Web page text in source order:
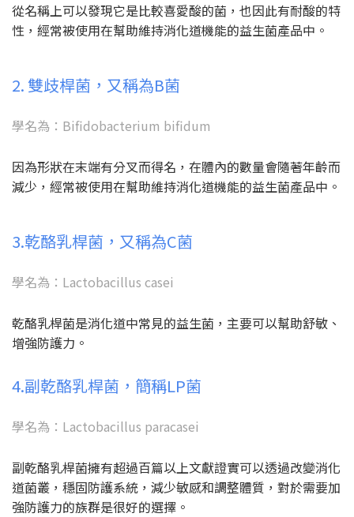
從名稱上可以發現它是比較喜愛酸的菌，也因此有耐酸的特
性，經常被使用在幫助維持消化道機能的益生菌產品中。
2. 雙歧桿菌，又稱為B菌
學名為：Bifidobacterium bifidum
因為形狀在末端有分叉而得名，在體內的數量會隨著年齡而
減少，經常被使用在幫助維持消化道機能的益生菌產品中。
3.乾酪乳桿菌，又稱為C菌
學名為：Lactobacillus casei
乾酪乳桿菌是消化道中常見的益生菌，主要可以幫助舒敏、
增強防護力。
4.副乾酪乳桿菌，簡稱LP菌
學名為：Lactobacillus paracasei
副乾酪乳桿菌擁有超過百篇以上文獻證實可以透過改變消化
道菌叢，穩固防護系統，減少敏感和調整體質，對於需要加
強防護力的族群是很好的選擇。